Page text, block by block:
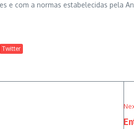
e com a normas estabelecidas pela
Twitter